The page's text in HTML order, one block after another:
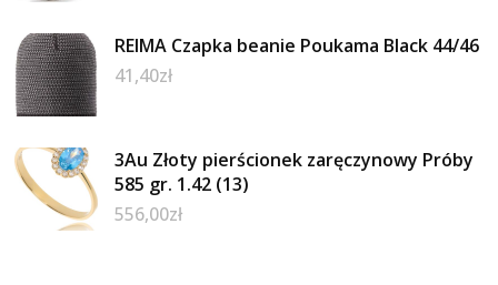
REIMA Czapka beanie Poukama Black 44/46
41,40zł
3Au Złoty pierścionek zaręczynowy Próby
585 gr. 1.42 (13)
556,00zł